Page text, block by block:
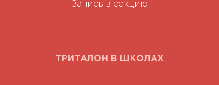
Запись в секцию
ТРИТАЛОН В ШКОЛАХ